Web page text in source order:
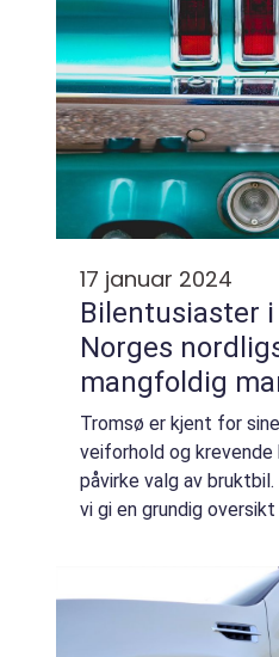
17 januar 2024
Bilentusiaster i
Norges
mangfoldig
gjelder
Tromsø er kjent for
veiforhold og krevende
påvirke valg av
vi gi en grundig
ulike typene bruktbiler
diskute...